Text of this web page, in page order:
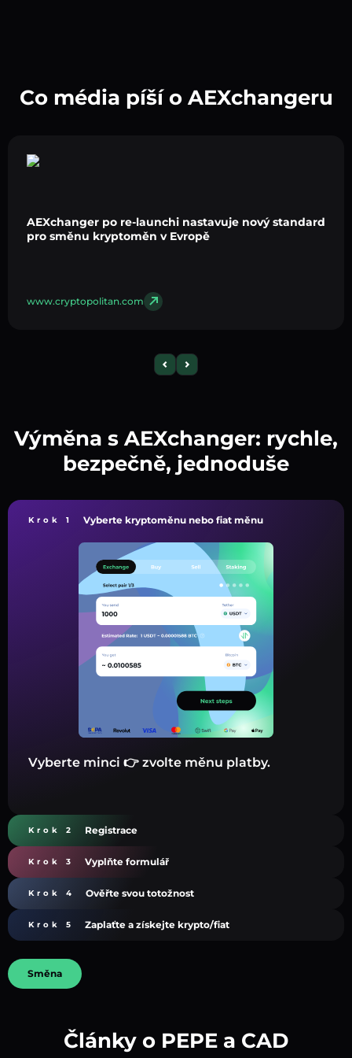
Co média píší o AEXchangeru
AEXchanger po re-launchi nastavuje nový standard
pro směnu kryptoměn v Evropě
www.cryptopolitan.com
Výměna s AEXchanger: rychle,
bezpečně, jednoduše
Krok 1 Vyberte kryptoměnu nebo fiat měnu
Vyberte minci 👉 zvolte měnu platby.
Krok 2 Registrace
Krok 3 Vyplňte formulář
Krok 4 Ověřte svou totožnost
Krok 5 Zaplaťte a získejte krypto/fiat
Směna
Články o PEPE a CAD